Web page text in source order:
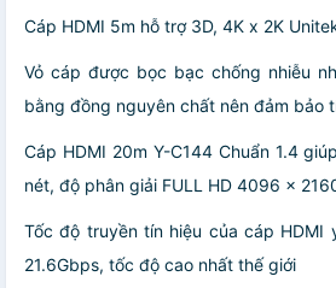
Cáp HDMI 5m hỗ trợ 3D, 4K x 2K
Vỏ cáp được bọc bạc chống nhiễu
bằng đồng nguyên chất nên đảm bảo
Cáp HDMI 20m Y-C144 Chuẩn 1.4
nét, độ phân giải FULL HD 4096 x
Tốc độ truyền tín hiệu của cáp HDMI
21.6Gbps, tốc độ cao nhất thế giới